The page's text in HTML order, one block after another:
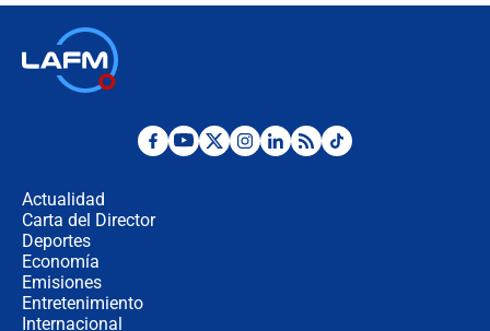
Desde dermatitis hasta infecciones:
Actualidad
Carta del Director
Deportes
Economía
Emisiones
Entretenimiento
Internacional